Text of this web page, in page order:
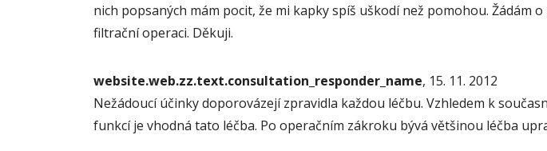
nich popsaných mám pocit, že mi kapky spíš uškodí než pomohou. Žádám
filtrační operaci. Děkuji.
website.web.zz.text.consultation_responder_name, 15. 11. 2012
Nežádoucí účinky doporovázejí zpravidla každou léčbu. Vzhledem k
funkcí je vhodná tato léčba. Po operačním zákroku bývá většinou léčba